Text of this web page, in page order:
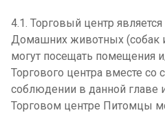
4.1. Торговый центр
Домашних животных (собак
могут посещать помещения
Торгового центра вместе
соблюдении в данной главе
Торговом центре Питомцы